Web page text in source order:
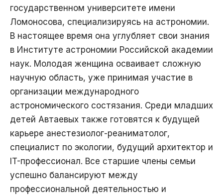
государственном университете имени
Ломоносова, специализируясь на астрономии.
В настоящее время она углубляет свои знания
в Институте астрономии Российской академии
наук. Молодая женщина осваивает сложную
научную область, уже принимая участие в
организации международного
астрономического состязания. Среди младших
детей Автаевых также готовятся к будущей
карьере анестезиолог-реаниматолог,
специалист по экологии, будущий архитектор и
IT-профессионал. Все старшие члены семьи
успешно балансируют между
профессиональной деятельностью и